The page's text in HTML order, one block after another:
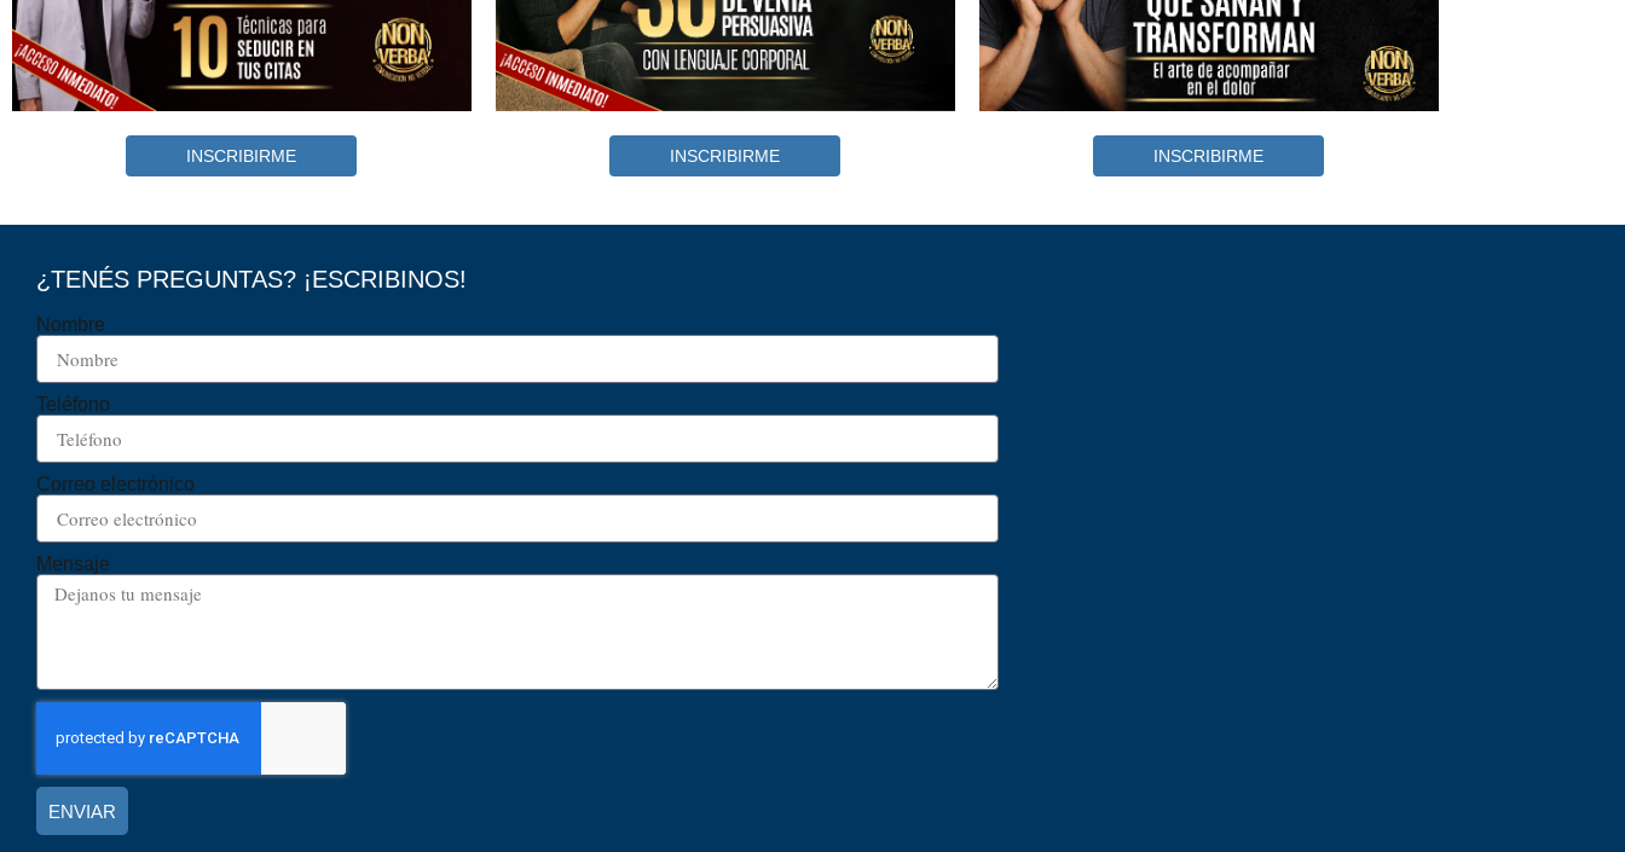
INSCRIBIRME INSCRIBIRME INSCRIBIRME
¿TENÉS PREGUNTAS? ¡ESCRIBINOS!
Nombre
Teléfono
Correo electrónico
Mensaje
ENVIAR